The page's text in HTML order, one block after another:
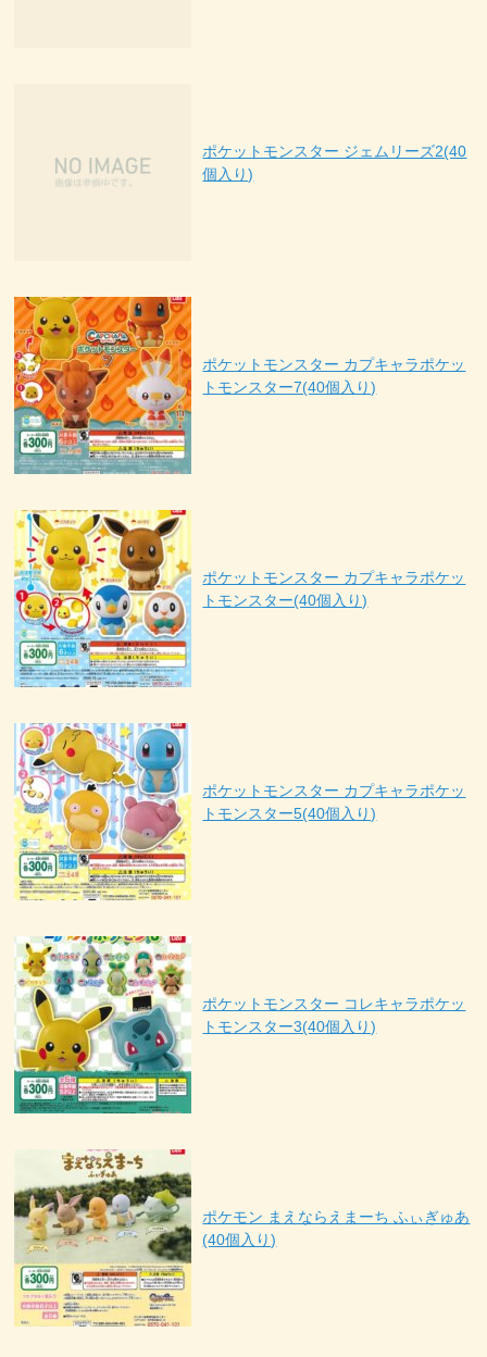
ポケットモンスター ジェムリーズ2(40
個入り)
ポケットモンスター カプキャラポケッ
トモンスター7(40個入り)
ポケットモンスター カプキャラポケッ
トモンスター(40個入り)
ポケットモンスター カプキャラポケッ
トモンスター5(40個入り)
ポケットモンスター コレキャラポケッ
トモンスター3(40個入り)
ポケモン まえならえまーち ふぃぎゅあ
(40個入り)